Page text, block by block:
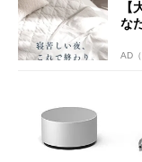
な
AD